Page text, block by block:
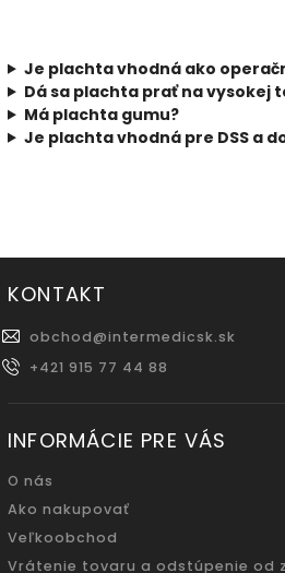
Je plachta vhodná ako
Dá sa plachta prať na vysokej
Má plachta gumu?
Je plachta vhodná pre DSS a
KONTAKT
obchod@intermedicsk.sk
+421 915 77 44 88
INFORMÁCIE PRE VÁS
O nás
Ako nakupovať
Veľkoobchod
Vrátenie tovaru a odstúpenie od